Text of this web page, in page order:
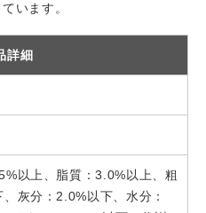
います。
詳細
以上、脂質：3.0%以上、粗
灰分：2.0%以下、水分：